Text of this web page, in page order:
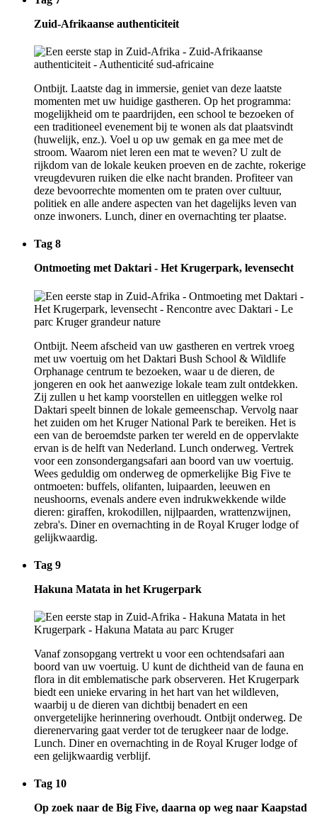
Zuid-Afrikaanse authenticiteit
Ontbijt. Laatste dag in immersie, geniet van deze laatste
momenten met uw huidige gastheren. Op het programma:
mogelijkheid om te paardrijden, een school te bezoeken of
een traditioneel evenement bij te wonen als dat plaatsvindt
(huwelijk, enz.). Voel u op uw gemak en ga mee met de
stroom. Waarom niet leren een mat te weven? U zult de
rijkdom van de lokale keuken proeven en de zachte, rokerige
vreugdevuren ruiken die elke nacht branden. Profiteer van
deze bevoorrechte momenten om te praten over cultuur,
politiek en alle andere aspecten van het dagelijks leven van
onze inwoners. Lunch, diner en overnachting ter plaatse.
Tag 8
Ontmoeting met Daktari - Het Krugerpark, levensecht
Ontbijt. Neem afscheid van uw gastheren en vertrek vroeg
met uw voertuig om het Daktari Bush School & Wildlife
Orphanage centrum te bezoeken, waar u de dieren, de
jongeren en ook het aanwezige lokale team zult ontdekken.
Zij zullen u het kamp voorstellen en uitleggen welke rol
Daktari speelt binnen de lokale gemeenschap. Vervolg naar
het zuiden om het Kruger National Park te bereiken. Het is
een van de beroemdste parken ter wereld en de oppervlakte
ervan is de helft van Nederland. Lunch onderweg. Vertrek
voor een zonsondergangsafari aan boord van uw voertuig.
Wees geduldig om onderweg de opmerkelijke Big Five te
ontmoeten: buffels, olifanten, luipaarden, leeuwen en
neushoorns, evenals andere even indrukwekkende wilde
dieren: giraffen, krokodillen, nijlpaarden, wrattenzwijnen,
zebra's. Diner en overnachting in de Royal Kruger lodge of
gelijkwaardig.
Tag 9
Hakuna Matata in het Krugerpark
Vanaf zonsopgang vertrekt u voor een ochtendsafari aan
boord van uw voertuig. U kunt de dichtheid van de fauna en
flora in dit emblematische park observeren. Het Krugerpark
biedt een unieke ervaring in het hart van het wildleven,
waarbij u de dieren van dichtbij benadert en een
onvergetelijke herinnering overhoudt. Ontbijt onderweg. De
dierenervaring gaat verder tot de terugkeer naar de lodge.
Lunch. Diner en overnachting in de Royal Kruger lodge of
een gelijkwaardig verblijf.
Tag 10
Op zoek naar de Big Five, daarna op weg naar Kaapstad